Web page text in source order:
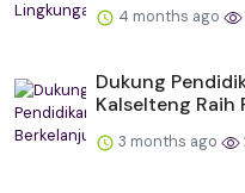
4 months ago
Dukung
Kalselteng Raih
3 months ago